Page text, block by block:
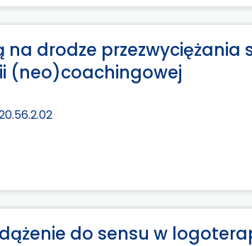
drodze przezwyciężania
(neo)coachingowej
do sensu w